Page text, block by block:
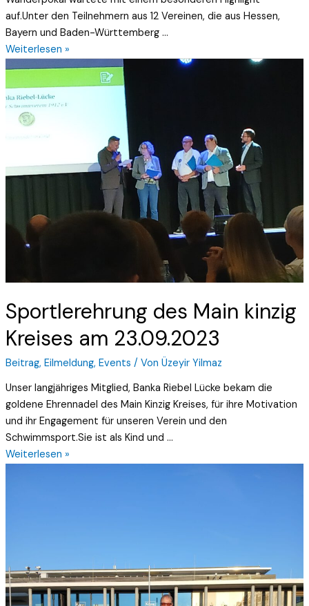
auf.Unter den Teilnehmern aus 12 Vereinen, die aus Hessen,
Bayern und Baden-Württemberg …
Weiterlesen »
Sportlerehrung des Main kinzig
Kreises am 23.09.2023
Beitrag, Eilmeldung, Events / Von Üzeyir Yilmaz
Unser langjähriges Mitglied, Banka Riebel Lücke bekam die
goldene Ehrennadel des Main Kinzig Kreises, für ihre Motivation
und ihr Engagement für unseren Verein und den
Schwimmsport.Sie ist als Kind und …
Sportlerehrung
Main
kinzig
23.09.2023
Weiterlesen »